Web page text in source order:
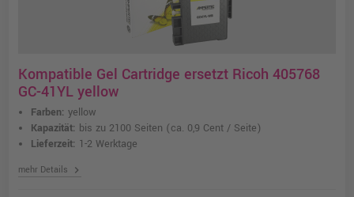
Kompatible Gel Cartridge ersetzt Ricoh 405768
GC-41YL yellow
Farben: yellow
Kapazität: bis zu 2100 Seiten (ca. 0,9 Cent / Seite)
Lieferzeit: 1-2 Werktage
mehr Details chevron_right